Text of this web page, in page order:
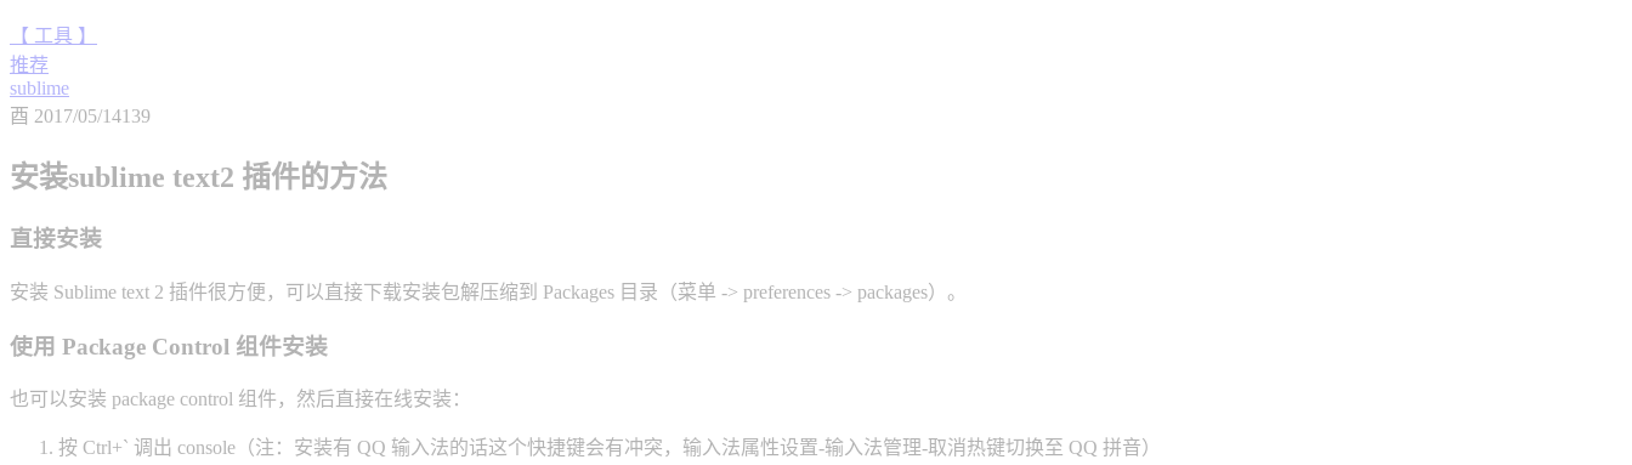
【 工具 】
推荐
sublime
酉 2017/05/14139
安装sublime text2 插件的方法
直接安装
安装 Sublime text 2 插件很方便，可以直接下载安装包解压缩到 Packages 目录（菜单 -> preferences -> packages）。
使用 Package Control 组件安装
也可以安装 package control 组件，然后直接在线安装：
按 Ctrl+` 调出 console（注：安装有 QQ 输入法的话这个快捷键会有冲突，输入法属性设置-输入法管理-取消热键切换至 QQ 拼音）